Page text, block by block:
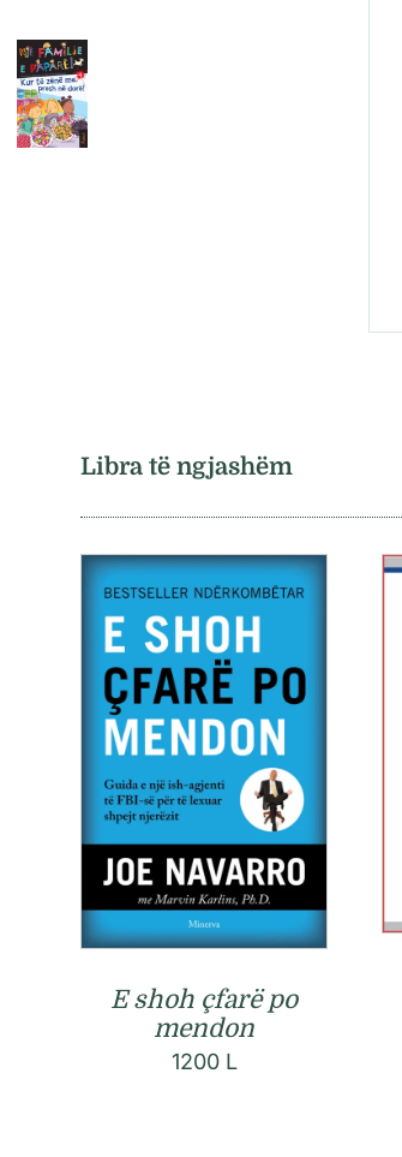
Libra të ngjashëm
E shoh çfarë po
mendon
1200 L